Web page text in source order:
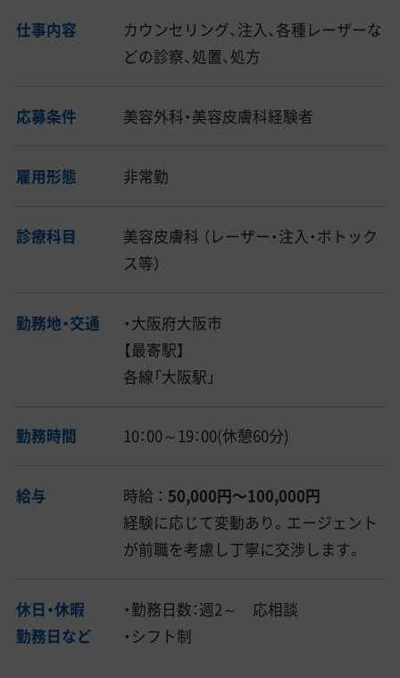
仕事内容
カウンセリング、注入、各種レーザーな
どの診察、処置、処方
応募条件 美容外科・美容皮膚科経験者
雇用形態 非常勤
診療科目
美容皮膚科 （レーザー・注入・ボトック
ス等）
勤務地・交通
・大阪府大阪市
【最寄駅】
各線「大阪駅」
勤務時間 10：00～19：00(休憩60分)
給与 時給 ： 50,000円〜100,000円
経験に応じて変動あり。エージェント
が前職を考慮し丁寧に交渉します。
休日・休暇
勤務日など
・勤務日数：週2～ 応相談
・シフト制